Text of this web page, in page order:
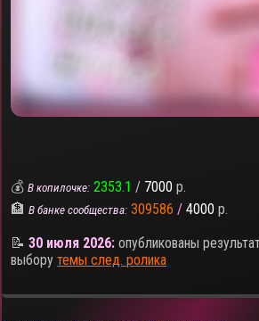
💰В копилочке: 2353.1 / 7000 р.
🏦В банке сообщества: 309586 / 4000 р.
📝30 июля 2026: опубликованы
выборутемы след. ролика